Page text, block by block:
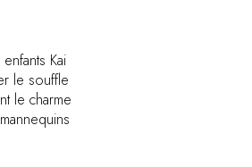
Kai
le souffle
le charme